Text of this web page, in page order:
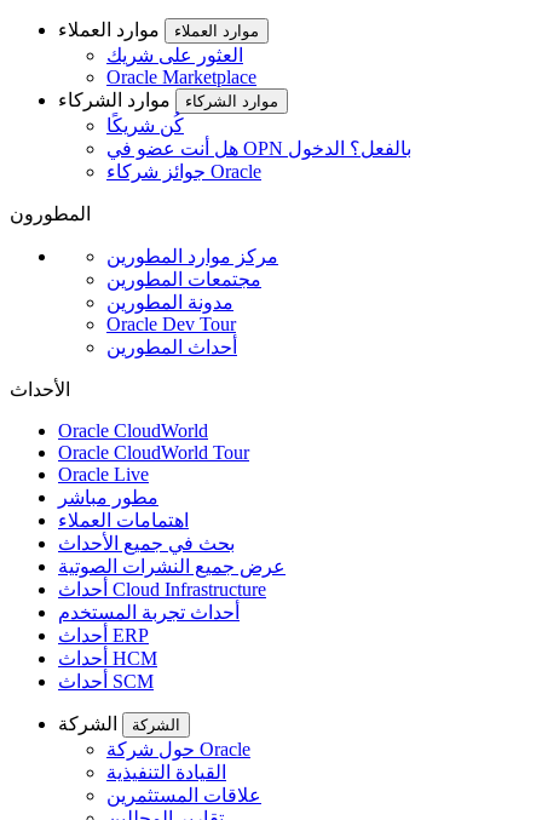
موارد العملاء موارد العملاء
العثور على شريك
Oracle Marketplace
موارد الشركاء
موارد الشركاء
كُن شريكًا
هل أنت عضو في OPN بالفعل؟ الدخول
جوائز شركاء Oracle
المطورون
مركز موارد المطورين
مجتمعات المطورين
مدونة المطورين
Oracle Dev Tour
أحداث المطورين
الأحداث
Oracle CloudWorld
Oracle CloudWorld Tour
Oracle Live
مطور مباشر
اهتمامات العملاء
بحث في جميع الأحداث
عرض جميع النشرات الصوتية
أحداث Cloud Infrastructure
أحداث تجربة المستخدم
أحداث ERP
أحداث HCM
أحداث SCM
الشركة الشركة
حول شركة Oracle
القيادة التنفيذية
علاقات المستثمرين